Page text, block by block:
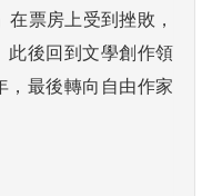
票房上受到挫敗，
此後回到文學創作領
最後轉向自由作家